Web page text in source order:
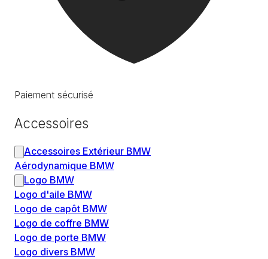
Paiement sécurisé
Accessoires
Accessoires Extérieur BMW
Aérodynamique BMW
Logo BMW
Logo d'aile BMW
Logo de capôt BMW
Logo de coffre BMW
Logo de porte BMW
Logo divers BMW